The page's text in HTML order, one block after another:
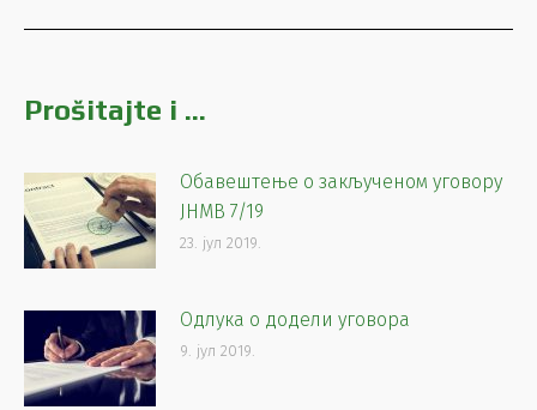
Prošitajte i ...
Oбавештење о закљученом уговору
ЈНМВ 7/19
23. јул 2019.
Одлука о додели уговора
9. јул 2019.